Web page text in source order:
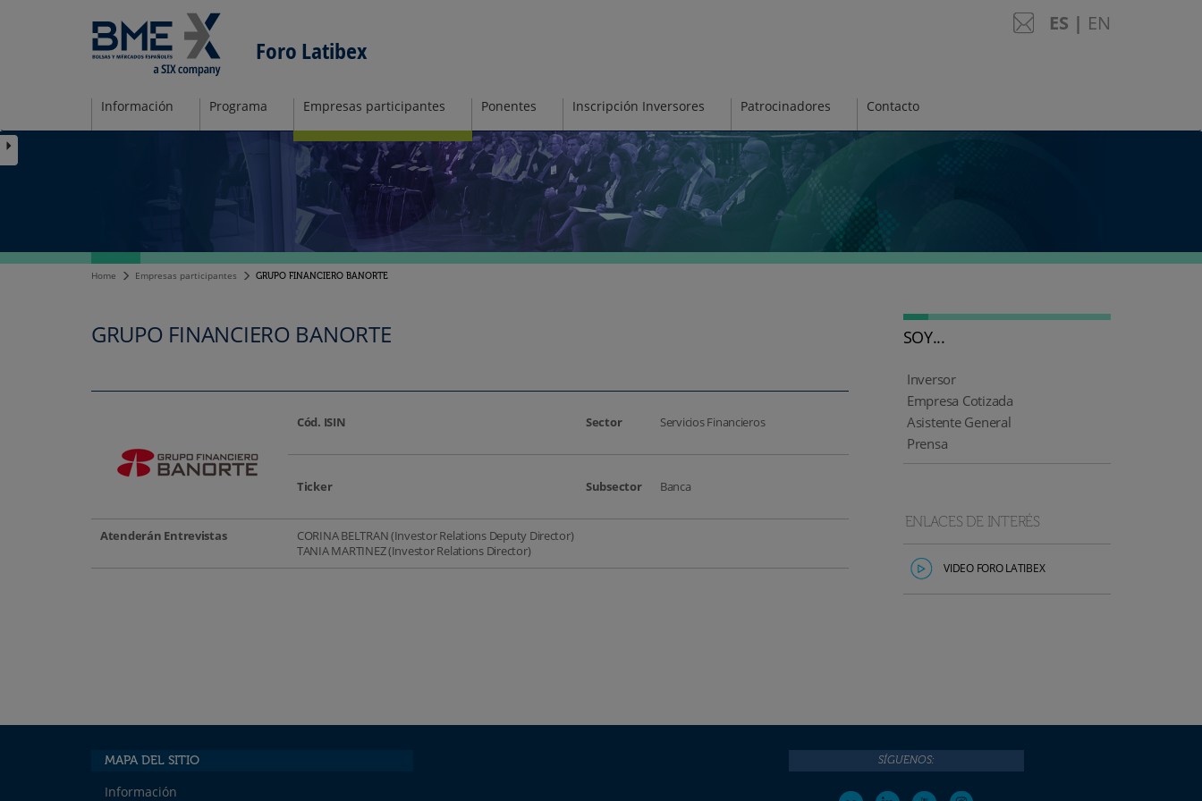
Foro Latibex
ES | EN
Información Programa Empresas participantes Ponentes Inscripción Inversores Patrocinadores Contacto
Home Empresas participantes GRUPO FINANCIERO BANORTE
GRUPO FINANCIERO BANORTE
Cód. ISIN Sector Servicios Financieros
Ticker Subsector Banca
Atenderán Entrevistas
CORINA BELTRAN (Investor Relations Deputy Director)
TANIA MARTINEZ (Investor Relations Director)
SOY...
Inversor
Empresa Cotizada
Asistente General
Prensa
ENLACES DE INTERÉS
VIDEO FORO LATIBEX
MAPA DEL SITIO
Información
SÍGUENOS: